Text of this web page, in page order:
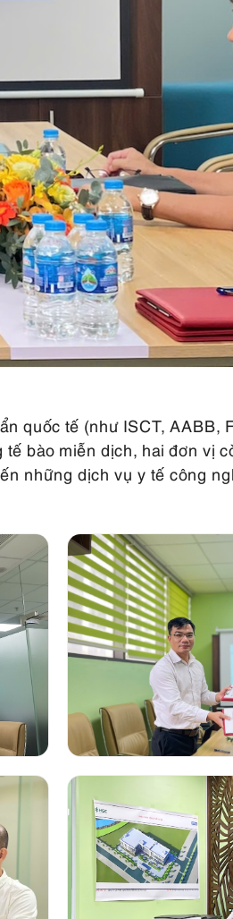
quốc tế (như ISCT, AABB,
bào miễn dịch, hai đơn vị
những dịch vụ y tế công